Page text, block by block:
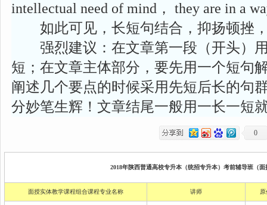
intellectual need of mind， they are in a
如此可见，长短句结合，抑扬顿挫
强烈建议：在文章第一段（开头）
短；在文章主体部分，要先用一个短句
阐述几个要点的时候采用先短后长的句
分妙笔生辉！文章结尾一般用一长一短
0
2018年陕西普通高校专升本（统招专升本）考前辅导班（
面授实体教学课程组合课程专业名称 讲师